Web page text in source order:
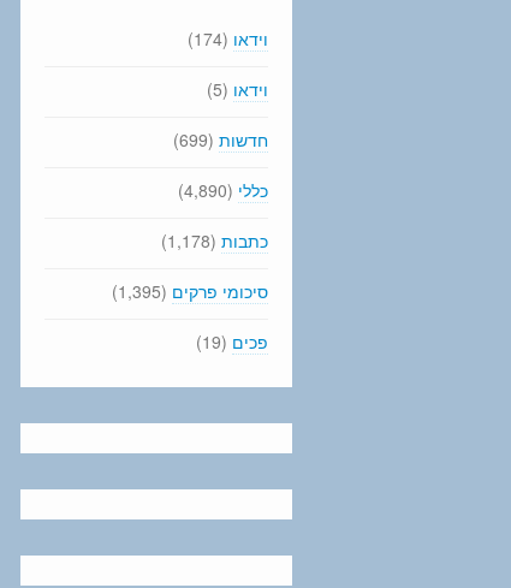
וידאו (174)
וידאו (5)
חדשות (699)
כללי (4,890)
כתבות (1,178)
סיכומי פרקים (1,395)
פכים (19)